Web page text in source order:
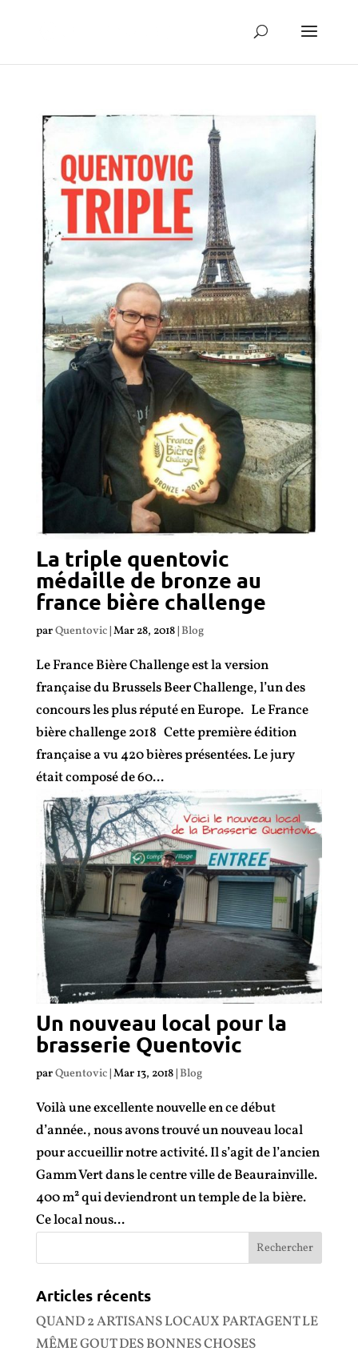
La triple quentovic
médaille de bronze au
france bière challenge
parQuentovic|Mar 28, 2018|Blog
Le France Bière Challenge est la version
française du Brussels Beer Challenge, l’un des
concours les plus réputé en Europe. Le France
bière challenge 2018 Cette première édition
française a vu 420 bières présentées. Le jury
était composé de 60...
Un nouveau local pour la
brasserie Quentovic
parQuentovic| Mar 13, 2018| Blog
Voilà une excellente nouvelle en ce début
d’année., nous avons trouvé un nouveau local
pour accueillir notre activité. Il s’agit de l’ancien
Gamm Vert dans le centre ville de Beaurainville.
400 m² qui deviendront un temple de la bière.
Ce local nous...
Articles récents
QUAND 2 ARTISANS LOCAUX PARTAGENT LE
MÊME GOUT DES BONNES CHOSES